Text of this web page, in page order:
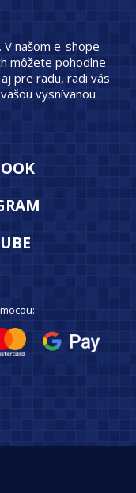
našom e-shope
môžete pohodlne
pre radu, radi vás
vysnívanou